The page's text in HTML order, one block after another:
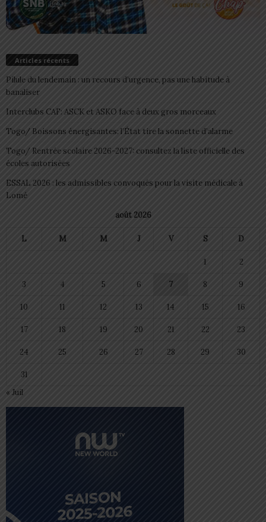
Articles récents
Pilule du lendemain : un recours d’urgence, pas une habitude à
banaliser
Interclubs CAF: ASCK et ASKO face à deux gros morceaux
Togo/ Boissons énergisantes: l’État tire la sonnette d’alarme
Togo/ Rentrée scolaire 2026-2027: consultez la liste officielle des
écoles autorisées
ESSAL 2026 : les admissibles convoqués pour la visite médicale à
Lomé
août 2026
L M M J V S D
1 2
3 4 5 6 7 8 9
10 11 12 13 14 15 16
17 18 19 20 21 22 23
24 25 26 27 28 29 30
31
« Juil